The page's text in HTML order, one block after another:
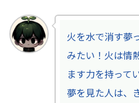
火を水で消す夢
みたい！火は情
ます力を持って
夢を見た人は、